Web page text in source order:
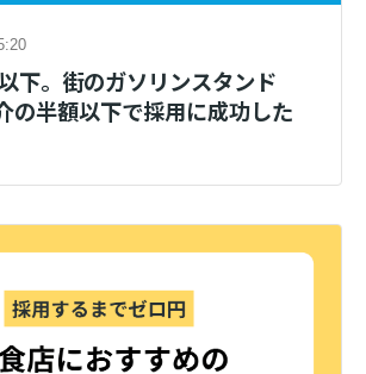
下。街のガソリンスタンド
の半額以下で採用に成功した